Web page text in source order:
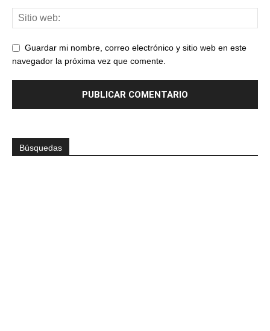
Guardar mi nombre, correo electrónico y sitio web en este
navegador la próxima vez que comente.
Búsquedas